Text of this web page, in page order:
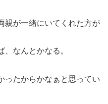
親が一緒にいてくれた方が
なんとかなる。
ったからかなぁと思ってい